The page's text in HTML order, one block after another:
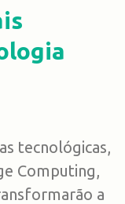
tecnológicas,
Computing,
a